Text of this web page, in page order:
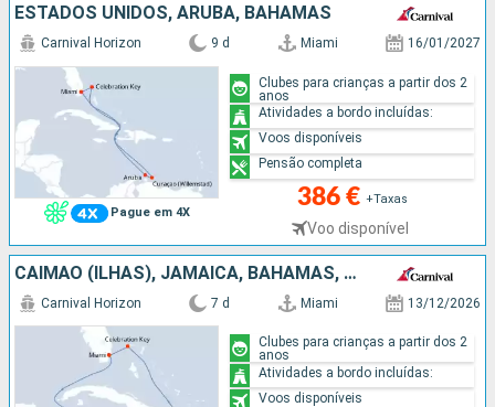
ESTADOS UNIDOS, ARUBA, BAHAMAS
Pague em 4X
Carnival Horizon 9 d Miami 16/01/2027
386 € +Taxas
Voo disponível
Clubes para crianças a partir dos 2
anos
Atividades a bordo incluídas:
Voos disponíveis
Pensão completa
CAIMÃO (ILHAS), JAMAICA, BAHAMAS, ESTADOS UNIDOS
Carnival Horizon 7 d Miami 13/12/2026
Clubes para crianças a partir dos 2
anos
Atividades a bordo incluídas:
Voos disponíveis